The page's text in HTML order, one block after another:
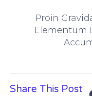
Proin
Elementum
Share This Post